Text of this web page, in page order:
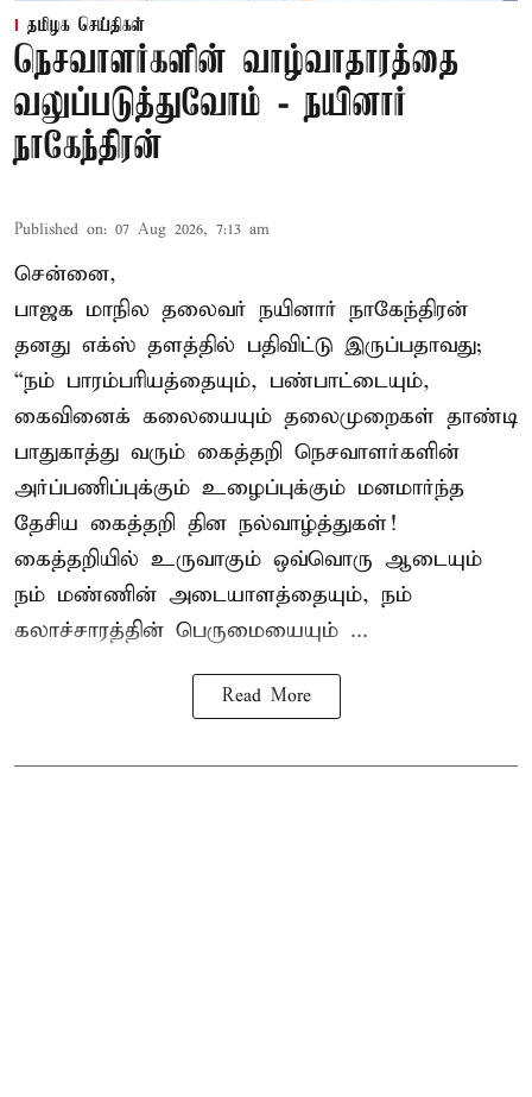
தமிழக செய்திகள்
நெசவாளர்களின் வாழ்வாதாரத்தை
வலுப்படுத்துவோம் - நயினார்
நாகேந்திரன்
Published on: 07 Aug 2026, 7:13 am
சென்னை,
பாஜக மாநில தலைவர் நயினார் நாகேந்திரன்
தனது எக்ஸ் தளத்தில் பதிவிட்டு இருப்பதாவது;
“நம் பாரம்பரியத்தையும், பண்பாட்டையும்,
கைவினைக் கலையையும் தலைமுறைகள் தாண்டி
பாதுகாத்து வரும் கைத்தறி நெசவாளர்களின்
அர்ப்பணிப்புக்கும் உழைப்புக்கும் மனமார்ந்த
தேசிய கைத்தறி தின நல்வாழ்த்துகள்!
கைத்தறியில் உருவாகும் ஒவ்வொரு ஆடையும்
நம் மண்ணின் அடையாளத்தையும், நம்
கலாச்சாரத்தின் பெருமையையும் ...
Read More